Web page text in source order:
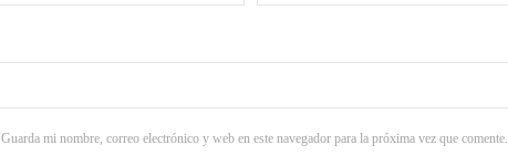
Guarda mi nombre, correo electrónico y web en este navegador para la próxima vez que comente.